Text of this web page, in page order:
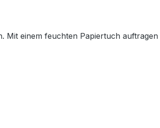
Mit einem feuchten Papiertuch